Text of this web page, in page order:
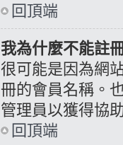
回頂端
我為什麼不能註
很可能是因為網
冊的會員名稱。
管理員以獲得協
回頂端